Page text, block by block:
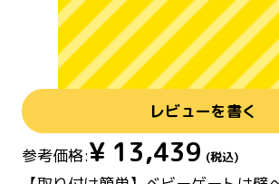
レビューを書く
参考価格:¥ 13,439 (税込)